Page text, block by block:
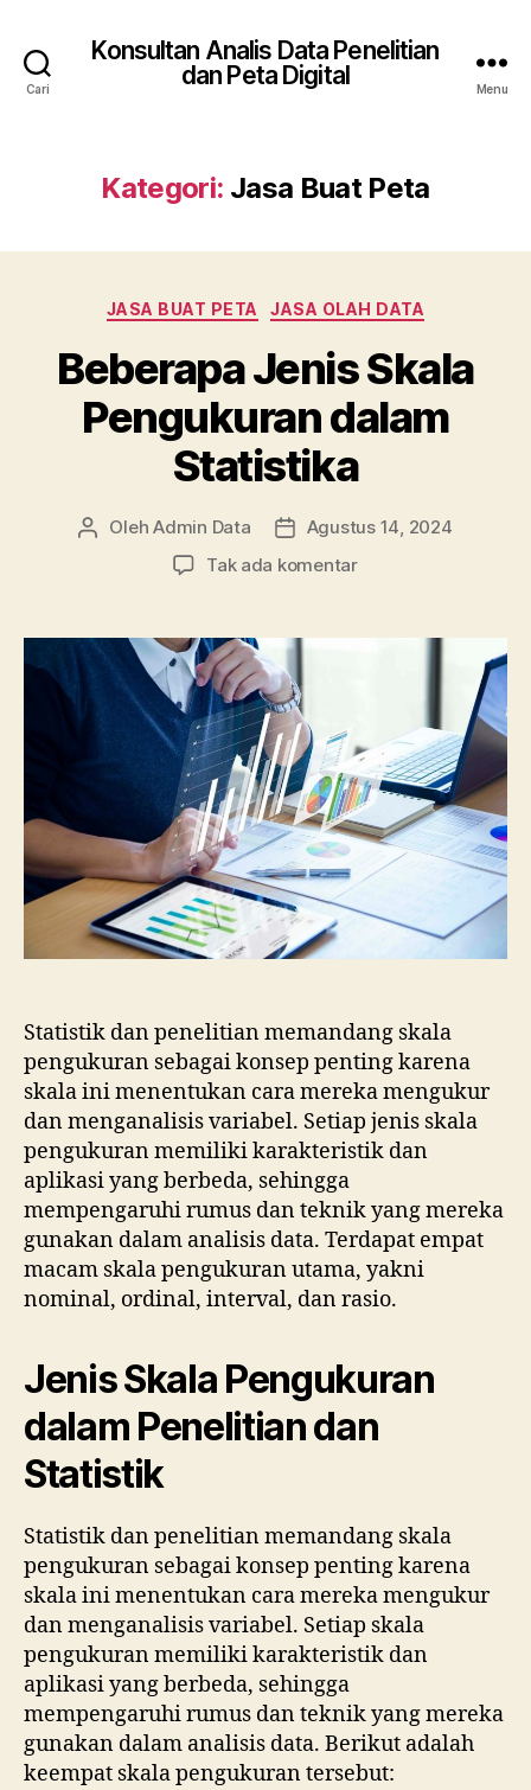
Cari
Konsultan Analis Data Penelitian
dan Peta Digital
Menu
Kategori: Jasa Buat Peta
Kategori
JASA BUAT PETA JASA OLAH DATA
Beberapa Jenis Skala
Pengukuran dalam
Statistika
Penulis
OlehAdmin Data
Tanggal
Agustus 14, 2024
Tak ada komentarpada
Skala
Statistik dan penelitian memandang skala
pengukuran sebagai konsep penting karena
skala ini menentukan cara mereka mengukur
dan menganalisis variabel. Setiap jenis skala
pengukuran memiliki karakteristik dan
aplikasi yang berbeda, sehingga
mempengaruhi rumus dan teknik yang mereka
gunakan dalam analisis data. Terdapat empat
macam skala pengukuran utama, yakni
nominal, ordinal, interval, dan rasio.
Jenis Skala Pengukuran
dalam Penelitian dan
Statistik
Statistik dan penelitian memandang skala
pengukuran sebagai konsep penting karena
skala ini menentukan cara mereka mengukur
dan menganalisis variabel. Setiap skala
pengukuran memiliki karakteristik dan
aplikasi yang berbeda, sehingga
mempengaruhi rumus dan teknik yang mereka
gunakan dalam analisis data. Berikut adalah
keempat skala pengukuran tersebut: